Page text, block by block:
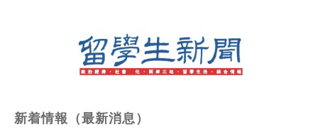
新着情報（最新消息）